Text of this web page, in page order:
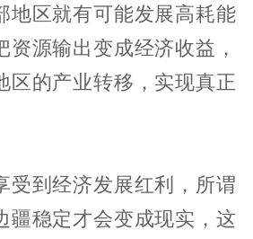
地区就有可能发展高耗能
资源输出变成经济收益，
区的产业转移，实现真正
受到经济发展红利，所谓
疆稳定才会变成现实，这